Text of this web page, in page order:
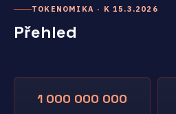
TOKENOMIKA · K 15.3.2026
Přehled
1 000 000 000